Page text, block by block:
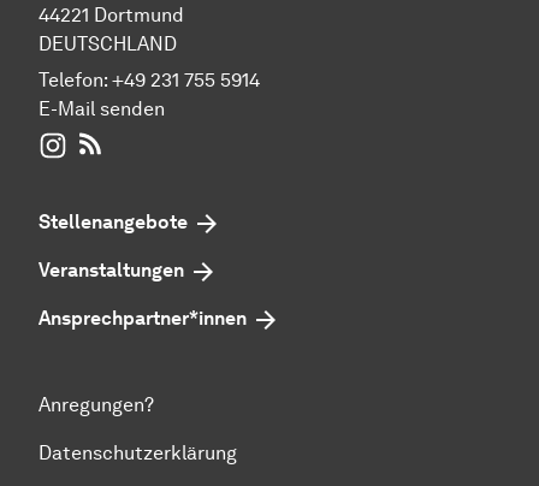
44221 Dortmund
DEUTSCHLAND
Telefon: +49 231 755 5914
E-Mail senden
WIWI auf Instagram
Stellenangebote
Veranstaltungen
Ansprechpartner*innen
Anregungen?
Datenschutzerklärung